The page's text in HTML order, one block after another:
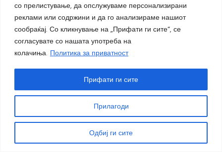
со прелистување, да опслужуваме персонализирани
реклами или содржини и да го анализираме нашиот
сообраќај. Со кликнување на „Прифати ги сите“, се
согласувате со нашата употреба на
колачиња. Политика за приватност
Прилагоди
Одбиј ги сите
Прифати ги сите
„ДОМА – меѓугенерациски дијалози за денот и ноќта“
– изложба на Александра и Илија Ацески
05.08.2026